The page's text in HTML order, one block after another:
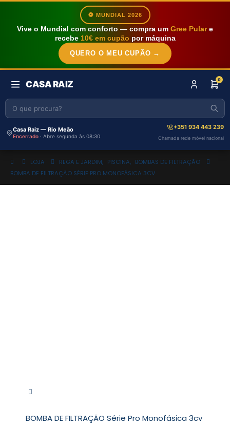
⚽ MUNDIAL 2026
Vive o Mundial com conforto — compra um Gree Pulare
recebe 10€ em cupão por máquina
QUERO O MEU CUPÃO →
CASA RAIZ 0
Casa Raiz — Rio Meão
Encerrado · Abre segunda às 08:30
+351 934 443 239
Chamada rede móvel nacional
LOJA REGA E JARDIM, PISCINA, BOMBAS DE FILTRAÇÃO
BOMBA DE FILTRAÇÃO SÉRIE PRO MONOFÁSICA 3CV
BOMBA DE FILTRAÇÃO Série Pro Monofásica 3cv